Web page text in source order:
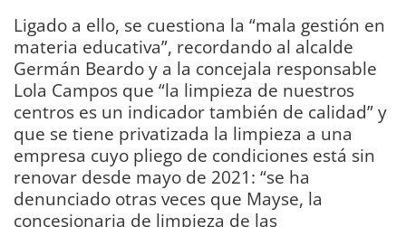
Ligado a ello, se cuestiona la “mala gestión en
materia educativa”, recordando al alcalde
Germán Beardo y a la concejala responsable
Lola Campos que “la limpieza de nuestros
centros es un indicador también de calidad” y
que se tiene privatizada la limpieza a una
empresa cuyo pliego de condiciones está sin
renovar desde mayo de 2021: “se ha
denunciado otras veces que Mayse, la
concesionaria de limpieza de las